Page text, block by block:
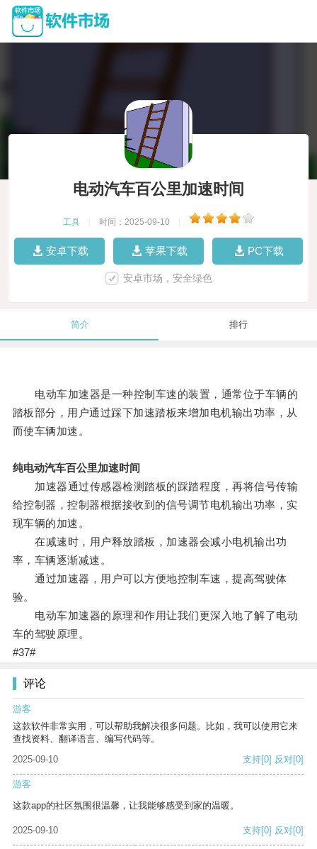
电动汽车百公里加速时间
工具 时间：2025-09-10
安卓下载 苹果下载 PC下载
安卓市场，安全绿色
简介 排行
电动车加速器是一种控制车速的装置，通常位于车辆的
踏板部分，用户通过踩下加速踏板来增加电机输出功率，从
而使车辆加速。
纯电动汽车百公里加速时间
加速器通过传感器检测踏板的踩踏程度，再将信号传输
给控制器，控制器根据接收到的信号调节电机输出功率，实
现车辆的加速。
在减速时，用户释放踏板，加速器会减小电机输出功
率，车辆逐渐减速。
通过加速器，用户可以方便地控制车速，提高驾驶体
验。
电动车加速器的原理和作用让我们更深入地了解了电动
车的驾驶原理。
#37#
评论
游客
这款软件非常实用，可以帮助我解决很多问题。比如，我可以使用它来
查找资料、翻译语言、编写代码等。
2025-09-10
支持[0] 反对[0]
游客
这款app的社区氛围很温馨，让我能够感受到家的温暖。
2025-09-10 支持[0] 反对[0]